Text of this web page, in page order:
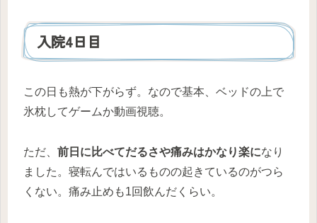
入院4日目
この日も熱が下がらず。なので基本、ベッドの上で
氷枕してゲームか動画視聴。
ただ、 前日に比べてだるさや痛みはかなり楽になり
ました。寝転んではいるものの起きているのがつら
くない。痛み止めも1回飲んだくらい。